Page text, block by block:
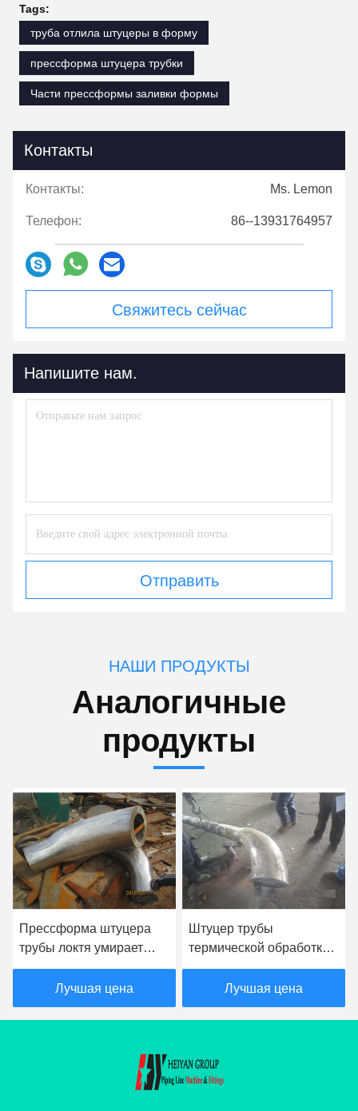
Tags:
труба отлила штуцеры в форму
прессформа штуцера трубки
Части прессформы заливки формы
Контакты
Контакты: Ms. Lemon
Телефон: 86--13931764957
Свяжитесь сейчас
Напишите нам.
Отправить
НАШИ ПРОДУКТЫ
Аналогичные
продукты
Прессформа штуцера
трубы локтя умирает
сопротивление ссадины
дорна с поляками
соединения
Лучшая цена
Штуцер трубы
термической обработки
умирает к нажатию локтя
сплава стали углерода
горячего формируя
Лучшая цена